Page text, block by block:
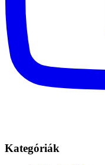
Kategóriák